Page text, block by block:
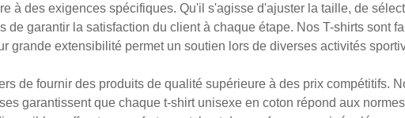
à des exigences spécifiques. Qu'il s'agisse d'ajuster la taille, de
de garantir la satisfaction du client à chaque étape. Nos T-shirts sont
grande extensibilité permet un soutien lors de diverses activités
de fournir des produits de qualité supérieure à des prix compétitifs.
garantissent que chaque t-shirt unisexe en coton répond aux